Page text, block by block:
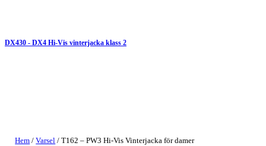
DX430 - DX4 Hi-Vis vinterjacka klass 2
Hem /Varsel / T162 – PW3 Hi-Vis Vinterjacka för damer